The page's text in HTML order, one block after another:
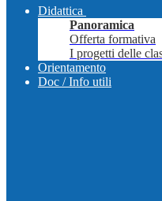
Didattica
Panoramica
Offerta formativa
I progetti delle
Orientamento
Doc / Info utili